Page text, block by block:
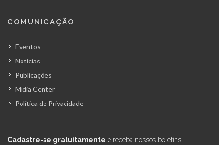
COMUNICAÇÃO
Eventos
Notícias
Publicações
Mídia Center
Política de Privacidade
Cadastre-se gratuitamente e receba nossos boletins